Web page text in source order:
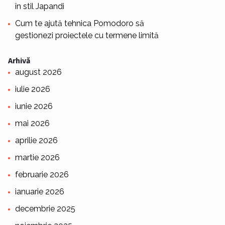
în stil Japandi
Cum te ajută tehnica Pomodoro să
gestionezi proiectele cu termene limită
Arhivă
august 2026
iulie 2026
iunie 2026
mai 2026
aprilie 2026
martie 2026
februarie 2026
ianuarie 2026
decembrie 2025